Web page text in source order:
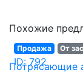
Похожие
Продажа От
ID: 792
Потрясающие